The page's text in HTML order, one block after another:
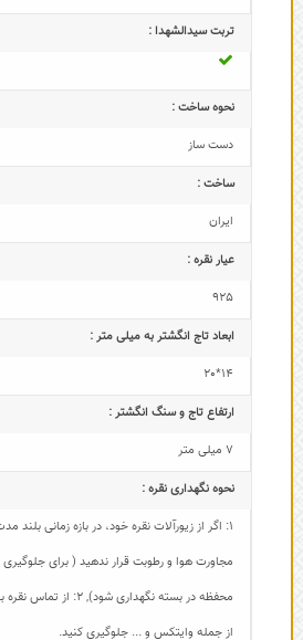
تربت سیدالشهدا :
نحوه ساخت :
دست ساز
ساخت :
ایران
عیار نقره :
925
ابعاد تاج‌ انگشتر به میلی متر :
14*20
ارتفاع تاج و سنگ انگشتر :
7 میلی متر
نحوه نگهداری نقره :
1: اگر از زیورآلات نقره خود، در بازه زمانی بلند
مجاورت هوا و رطوبت قرار ندهید ( برای
محفظه در بسته نگهداری شود), 2: از تماس نقره
از جمله وایتکس و ... جلوگیری کنید.